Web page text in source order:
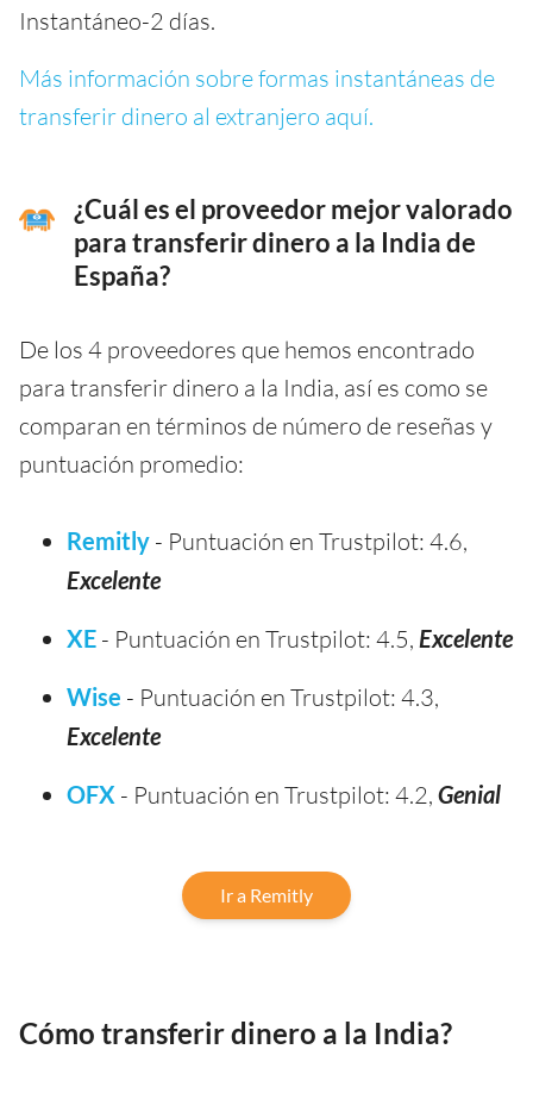
Instantáneo-2 días.
Más información sobre formas instantáneas de
transferir dinero al extranjero aquí.
¿Cuál es el proveedor mejor valorado
para transferir dinero a la India de
España?
De los 4 proveedores que hemos encontrado
para transferir dinero a la India, así es como se
comparan en términos de número de reseñas y
puntuación promedio:
Remitly - Puntuación en Trustpilot: 4.6,
Excelente
XE - Puntuación en Trustpilot: 4.5, Excelente
Wise - Puntuación en Trustpilot: 4.3,
Excelente
OFX - Puntuación en Trustpilot: 4.2, Genial
Ir a Remitly
Cómo transferir dinero a la India?